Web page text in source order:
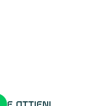
e ottieni